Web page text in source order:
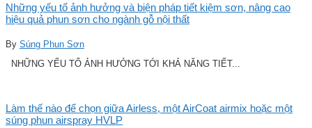
Những yếu tố ảnh hưởng và biện pháp tiết kiệm sơn, nâng cao
hiệu quả phun sơn cho ngành gỗ nội thất
By Súng Phun Sơn
NHỮNG YẾU TỐ ẢNH HƯỞNG TỚI KHẢ NĂNG TIẾT...
Làm thế nào để chọn giữa Airless, một AirCoat airmix hoặc một
súng phun airspray HVLP